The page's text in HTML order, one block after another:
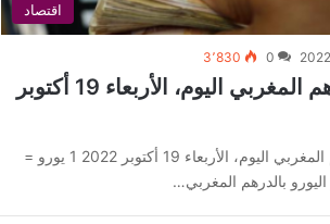
اقتصاد
0 3٬830
اليورو مقابل الدرهم المغربي اليوم، الأربعاء 19 أكتوبر
سعر اليورو مقابل الدرهم المغربي اليوم، الأربعاء 19 أكتوبر 2022 1 يورو =